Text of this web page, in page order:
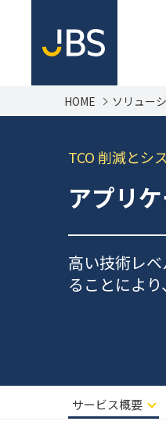
HOME ソリュー
TCO 削減とシ
アプリ
高い技術レ
ることによ
サービス概要